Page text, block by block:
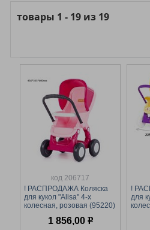
товары 1 - 19 из 19
код 206717
! РАСПРОДАЖА Коляска
для кукол "Alisa" 4-х
колесная, розовая (95220)
1 856,00 р
!
для